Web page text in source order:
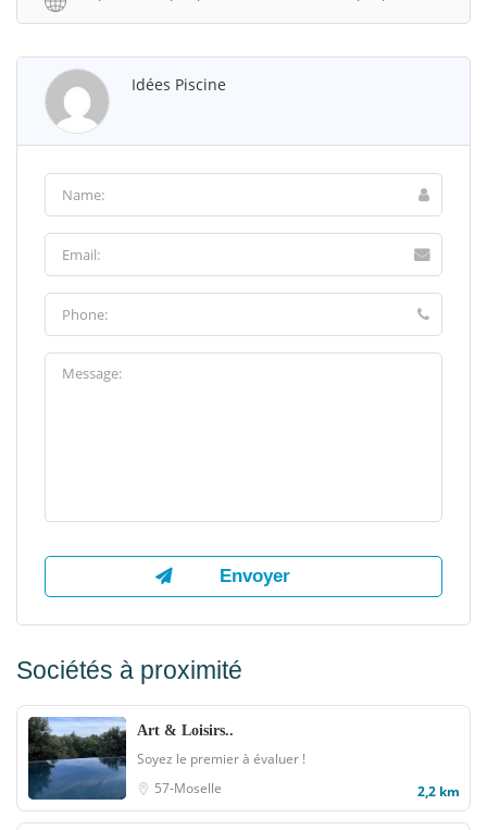
Idées Piscine
Sociétés à proximité
Art & Loisirs..
Soyez le premier à évaluer !
57-Moselle
2,2 km